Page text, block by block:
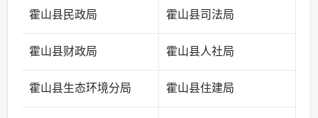
霍山县民政局 霍山县司法局
霍山县财政局 霍山县人社局
霍山县生态环境分局 霍山县住建局